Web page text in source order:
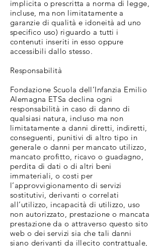
implicita o prescritta a norma di legge,
incluse, ma non limitatamente a
garanzie di qualità e idoneità ad uno
specifico uso) riguardo a tutti i
contenuti inseriti in esso oppure
accessibili dallo stesso.
Responsabilità
Fondazione Scuola dell’Infanzia Emilio
Alemagna ETSa declina ogni
responsabilità in caso di danno di
qualsiasi natura, incluso ma non
limitatamente a danni diretti, indiretti,
conseguenti, punitivi di altro tipo in
generale o danni per mancato utilizzo,
mancato profitto, ricavo o guadagno,
perdita di dati o di altri beni
immateriali, o costi per
l’approvvigionamento di servizi
sostitutivi, derivanti o correlati
all’utilizzo, incapacità di utilizzo, uso
non autorizzato, prestazione o mancata
prestazione da o attraverso questo sito
web o dei servizi sia che tali danni
siano derivanti da illecito contrattuale,